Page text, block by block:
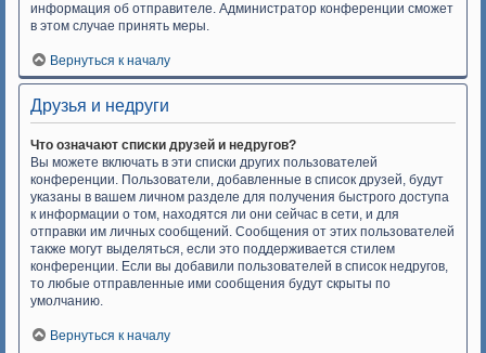
информация об отправителе. Администратор конференции сможет
в этом случае принять меры.
Вернуться к началу
Друзья и недруги
Что означают списки друзей и недругов?
Вы можете включать в эти списки других пользователей
конференции. Пользователи, добавленные в список друзей, будут
указаны в вашем личном разделе для получения быстрого доступа
к информации о том, находятся ли они сейчас в сети, и для
отправки им личных сообщений. Сообщения от этих пользователей
также могут выделяться, если это поддерживается стилем
конференции. Если вы добавили пользователей в список недругов,
то любые отправленные ими сообщения будут скрыты по
умолчанию.
Вернуться к началу